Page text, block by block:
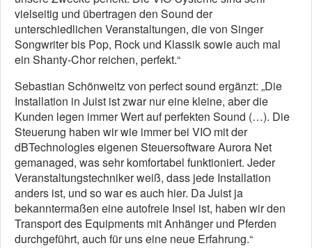
vielseitig und übertragen den Sound der
unterschiedlichen Veranstaltungen, die von Singer
Songwriter bis Pop, Rock und Klassik sowie auch mal
ein Shanty-Chor reichen, perfekt.“
Sebastian Schönweitz von perfect sound ergänzt: „Die
Installation in Juist ist zwar nur eine kleine, aber die
Kunden legen immer Wert auf perfekten Sound (…). Die
Steuerung haben wir wie immer bei VIO mit der
dBTechnologies eigenen Steuersoftware Aurora Net
gemanaged, was sehr komfortabel funktioniert. Jeder
Veranstaltungstechniker weiß, dass jede Installation
anders ist, und so war es auch hier. Da Juist ja
bekanntermaßen eine autofreie Insel ist, haben wir den
Transport des Equipments mit Anhänger und Pferden
durchgeführt, auch für uns eine neue Erfahrung.“